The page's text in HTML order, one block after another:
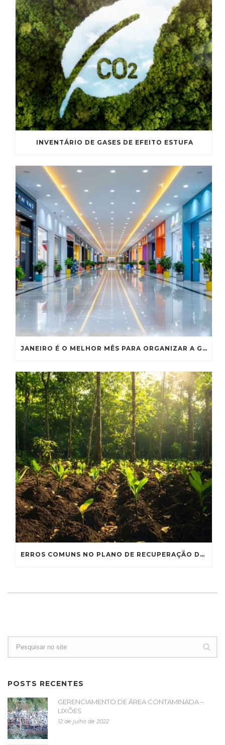
INVENTÁRIO DE GASES DE EFEITO ESTUFA
JANEIRO É O MELHOR MÊS PARA ORGANIZAR A GESTÃO DE RESÍDUOS DO SEU SHOPPING
ERROS COMUNS NO PLANO DE RECUPERAÇÃO DE ÁREAS DEGRADADAS E COMO EVITÁ-LOS
POSTS RECENTES
GERENCIAMENTO DE ÁREA CONTAMINADA –
LIXÕES
12 de julho de 2022